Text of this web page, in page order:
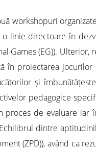
workshopuri
directoare în
Games (EG)).
proiectarea
și
pedagogice
de evaluare
dintre
(ZPD)), având ca